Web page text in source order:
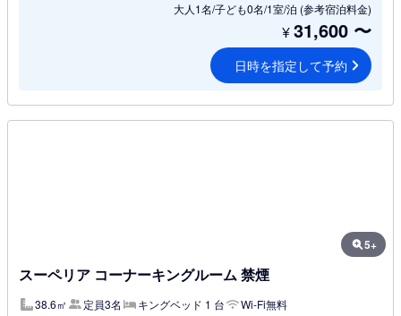
大人1名/子ども0名/1室/泊 (参考宿泊料金)
¥31,600 〜
日時を指定して予約
5+
スーペリア コーナーキングルーム 禁煙
38.6㎡ 定員3名 キングベッド 1 台 Wi-Fi無料